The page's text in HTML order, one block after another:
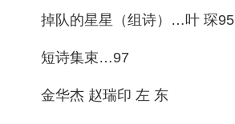
掉队的星星（组诗）…叶 琛95
短诗集束…97
金华杰 赵瑞印 左 东